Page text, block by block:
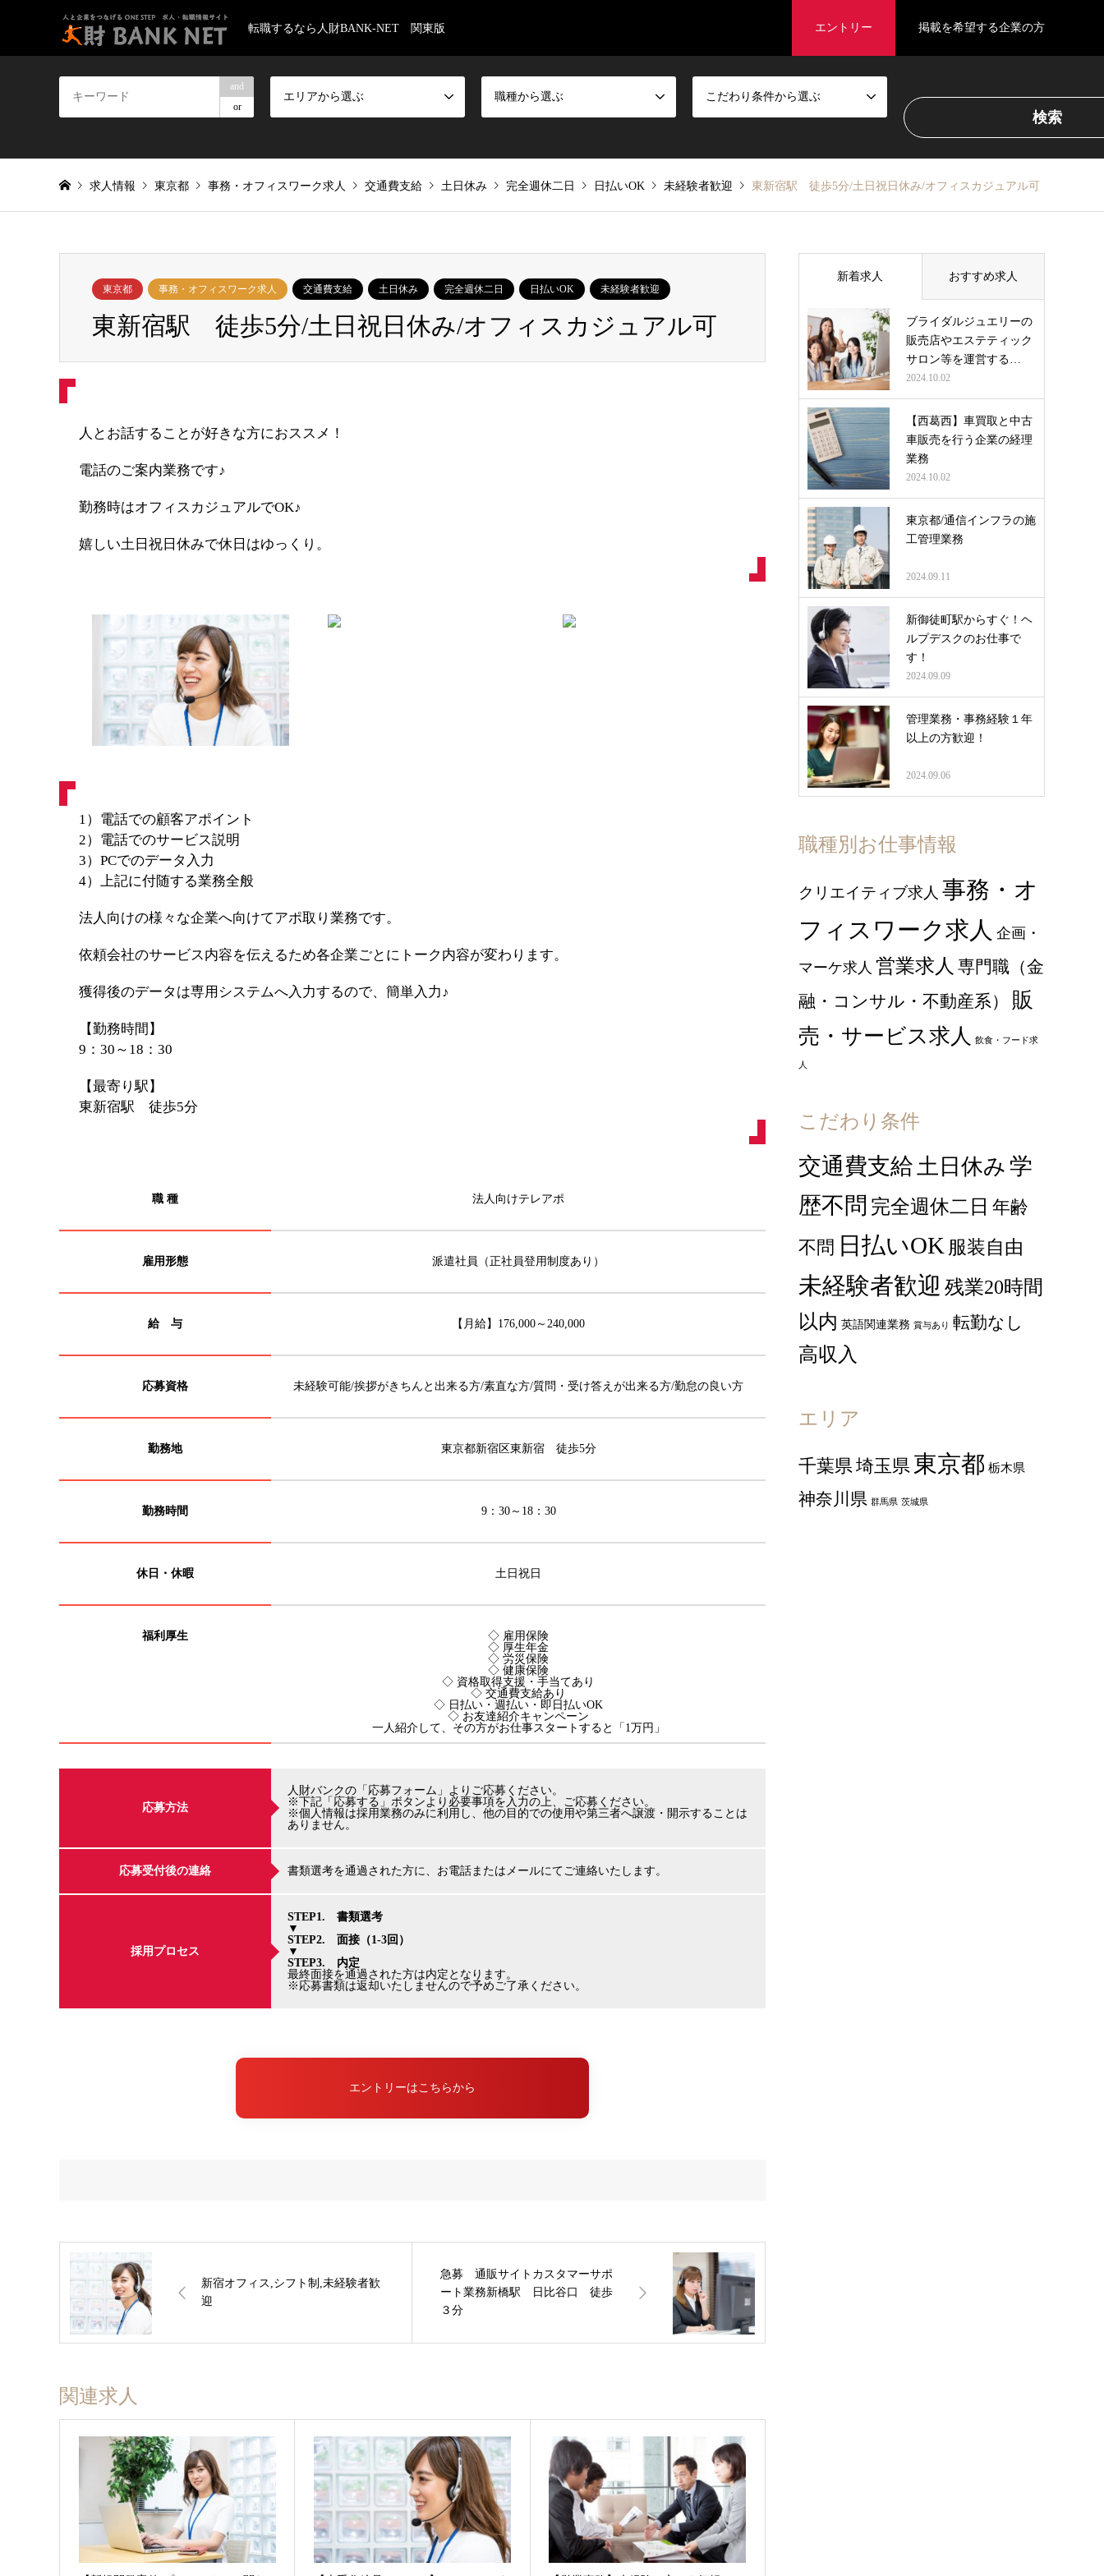
転職するなら人財BANK-NET 関東版 エントリー 掲載を希望する企業の方
and
or
エリアから選ぶ 職種から選ぶ こだわり条件から選ぶ
求人情報 東京都 事務・オフィスワーク求人 交通費支給 土日休み 完全週休二日 日払いOK 未経験者歓迎 東新宿駅 徒歩5分/土日祝日休み/オフィスカジュアル可
東京都 事務・オフィスワーク求人 交通費支給 土日休み 完全週休二日 日払いOK 未経験者歓迎
東新宿駅 徒歩5分/土日祝日休み/オフィスカジュアル可
人とお話することが好きな方におススメ！
電話のご案内業務です♪
勤務時はオフィスカジュアルでOK♪
嬉しい土日祝日休みで休日はゆっくり。
1）電話での顧客アポイント
2）電話でのサービス説明
3）PCでのデータ入力
4）上記に付随する業務全般
法人向けの様々な企業へ向けてアポ取り業務です。
依頼会社のサービス内容を伝えるため各企業ごとにトーク内容が変わります。
獲得後のデータは専用システムへ入力するので、簡単入力♪
【勤務時間】
9：30～18：30
【最寄り駅】
東新宿駅 徒歩5分
職 種 法人向けテレアポ
雇用形態 派遣社員（正社員登用制度あり）
給 与 【月給】176,000～240,000
応募資格 未経験可能/挨拶がきちんと出来る方/素直な方/質問・受け答えが出来る方/勤怠の良い方
勤務地 東京都新宿区東新宿 徒歩5分
勤務時間 9：30～18：30
休日・休暇 土日祝日
福利厚生
◇ 雇用保険
◇ 厚生年金
◇ 労災保険
◇ 健康保険
◇ 資格取得支援・手当てあり
◇ 交通費支給あり
◇ 日払い・週払い・即日払いOK
◇ お友達紹介キャンペーン
一人紹介して、その方がお仕事スタートすると「1万円」
応募方法
人財バンクの「応募フォーム」よりご応募ください。
※下記「応募する」ボタンより必要事項を入力の上、ご応募ください。
※個人情報は採用業務のみに利用し、他の目的での使用や第三者へ譲渡・開示することは
ありません。
応募受付後の連絡 書類選考を通過された方に、お電話またはメールにてご連絡いたします。
採用プロセス
STEP1. 書類選考
▼
STEP2. 面接（1-3回）
▼
STEP3. 内定
最終面接を通過された方は内定となります。
※応募書類は返却いたしませんので予めご了承ください。
エントリーはこちらから
新宿オフィス,シフト制,未経験者歓
迎
急募 通販サイトカスタマーサポ
ート業務新橋駅 日比谷口 徒歩
３分
関連求人
新着求人 おすすめ求人
ブライダルジュエリーの
販売店やエステティック
サロン等を運営する…
2024.10.02
【西葛西】車買取と中古
車販売を行う企業の経理
業務
2024.10.02
東京都/通信インフラの施
工管理業務
2024.09.11
新御徒町駅からすぐ！ヘ
ルプデスクのお仕事で
す！
2024.09.09
管理業務・事務経験１年
以上の方歓迎！
2024.09.06
職種別お仕事情報
クリエイティブ求人 事務・オ
フィスワーク求人 企画・
マーケ求人 営業求人 専門職（金
融・コンサル・不動産系）
販
売・サービス求人
飲食・フード求
人
こだわり条件
交通費支給土日休み 学
歴不問 完全週休二日 年齢
不問 日払いOK 服装自由
未経験者歓迎 残業20時間
以内 英語関連業務 賞与あり 転勤なし
高収入
エリア
千葉県埼玉県 東京都 栃木県
神奈川県 群馬県 茨城県